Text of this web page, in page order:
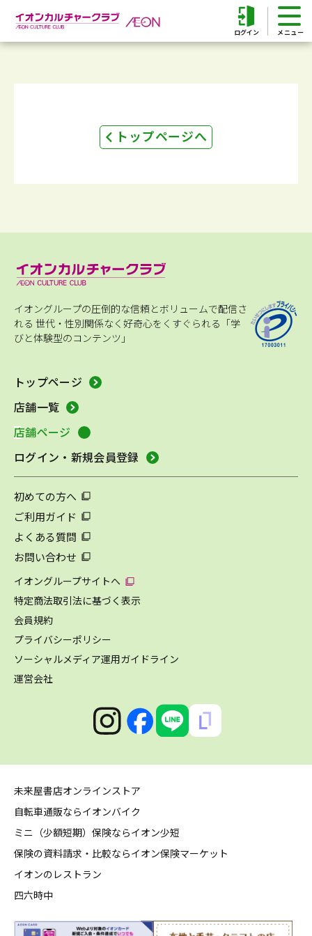
ログイン
トップページへ
イオングループの圧倒的な信頼とボリュームで配信さ
れる 世代・性別関係なく好奇心をくすぐられる「学
びと体験型のコンテンツ」
トップページ
店舗一覧
店舗ページ
ログイン・新規会員登録
初めての方へ
ご利用ガイド
よくある質問
お問い合わせ
イオングループサイトへ
特定商法取引法に基づく表示
会員規約
プライバシーポリシー
ソーシャルメディア運用ガイドライン
運営会社
未来屋書店オンラインストア
自転車通販ならイオンバイク
ミニ（少額短期）保険ならイオン少短
保険の資料請求・比較ならイオン保険マーケット
イオンのレストラン
四六時中